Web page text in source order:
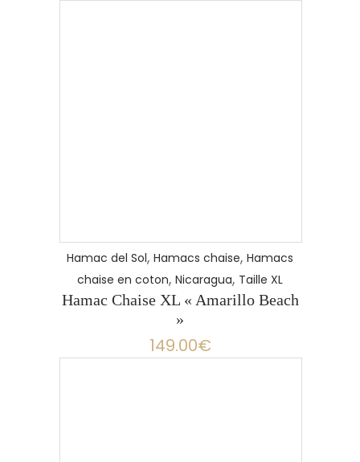
Hamac del Sol, Hamacs chaise, Hamacs
chaise en coton, Nicaragua, Taille XL
Hamac Chaise XL « Amarillo Beach
»
149.00€